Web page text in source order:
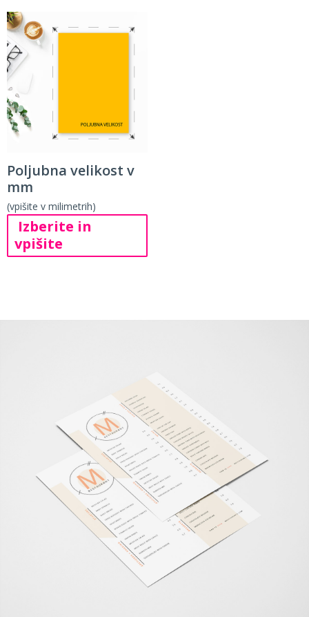
Poljubna velikost v
mm
(vpišite v milimetrih)
Izberite in
vpišite